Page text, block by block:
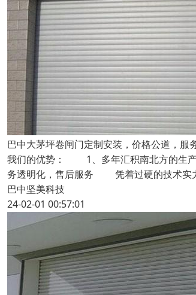
巴中大茅坪卷闸门定制安装，价格公道，服
我们的优势： 1、多年汇积南北方的生
务透明化，售后服务 凭着过硬的技术实力
巴中坚美科技
24-02-01 00:57:01